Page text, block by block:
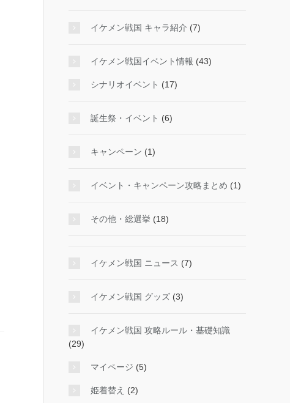
イケメン戦国 キャラ紹介 (7)
イケメン戦国イベント情報 (43)
シナリオイベント (17)
誕生祭・イベント (6)
キャンペーン (1)
イベント・キャンペーン攻略まとめ (1)
その他・総選挙 (18)
イケメン戦国 ニュース (7)
イケメン戦国 グッズ (3)
イケメン戦国 攻略ルール・基礎知識
(29)
マイページ (5)
姫着替え (2)